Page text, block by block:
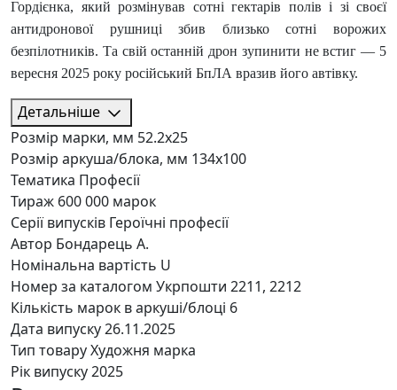
Гордієнка, який розмінував сотні гектарів полів і зі своєї
антидронової рушниці збив близько сотні ворожих
безпілотників. Та свій останній дрон зупинити не встиг — 5
вересня 2025 року російський БпЛА вразив його автівку.
Детальніше
Розмір марки, мм 52.2х25
Розмір аркуша/блока, мм 134х100
Тематика Професії
Тираж 600 000 марок
Серії випусків Героїчні професії
Автор Бондарець А.
Номінальна вартість U
Номер за каталогом Укрпошти 2211, 2212
Кількість марок в аркуші/блоці 6
Дата випуску26.11.2025
Тип товаруХудожня марка
Рік випуску2025